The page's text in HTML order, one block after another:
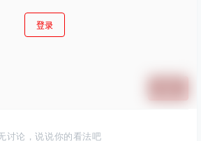
登录
讨论，说说你的看法吧